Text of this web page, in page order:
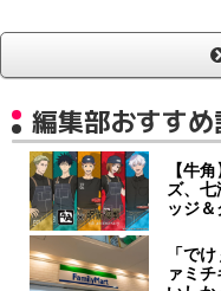
編集部おすす
【牛
ズ、
ッジ
「で
ァミ